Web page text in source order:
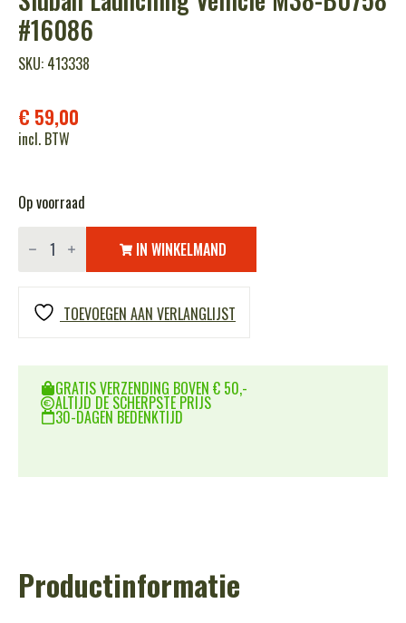
#16086
SKU: 413338
€ 59,00
incl. BTW
Op voorraad
Sluban
Launching
Vehicle
M38-
B0758
#16086
aantal
IN WINKELMAND
TOEVOEGEN AAN VERLANGLIJST
GRATIS VERZENDING BOVEN € 50,-
ALTIJD DE SCHERPSTE PRIJS
30-DAGEN BEDENKTIJD
Productinformatie